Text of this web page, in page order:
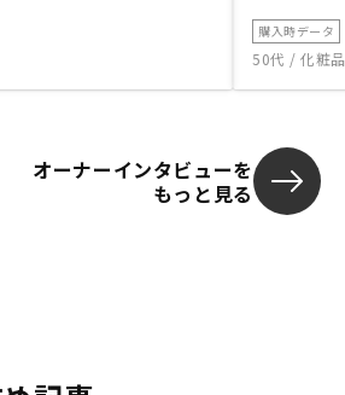
購入時データ
50代 / 化粧
オーナーインタビューを
もっと見る